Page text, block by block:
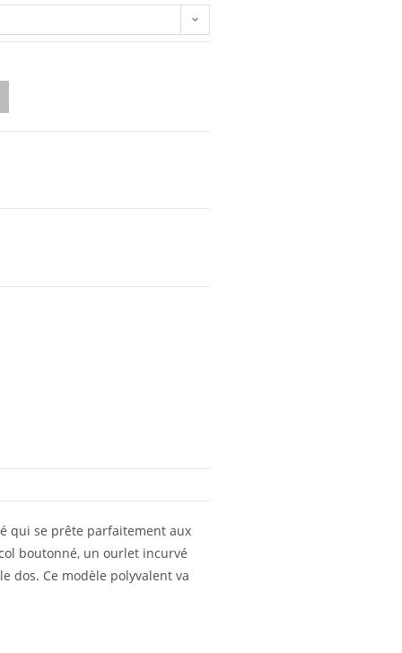
qui se prête parfaitement aux
boutonné, un ourlet incurvé
dos. Ce modèle polyvalent va